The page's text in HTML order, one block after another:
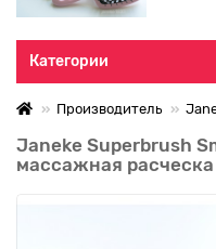
Все категории
Категории
Производитель
Janeke Superbrush
массажная расческа